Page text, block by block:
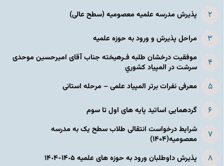
پذیرش مدرسه علمیه معصومیه‌ (سطح عالی)
مراحل پذیرش و ورود به حوزه علمیه
موفقیت درخشان طلبه فـرهیخته جناب آقای امیرحسین موحدی
سرشت در المپياد كشوري
معرفی نفرات برتر المپیاد علمی – مرحله استانی
گردهمایی اساتید پایه های اول تا سوم
شرایط درخواست انتقالی طلاب سطح یک به مدرسه
معصومیه(۱۴۰۴)
پذیرش داوطلبان ورود به حوزه های علمیه ١۴٠۵-١۴٠۴